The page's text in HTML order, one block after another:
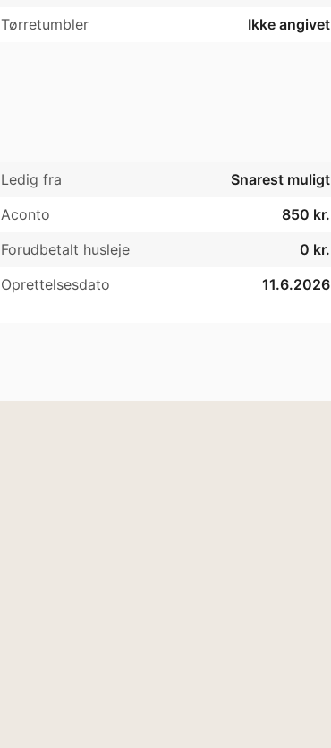
Tørretumbler
Ikke angivet
Ledig fra
Snarest muligt
Aconto
850 kr.
Forudbetalt husleje
0 kr.
Oprettelsesdato 11.6.2026